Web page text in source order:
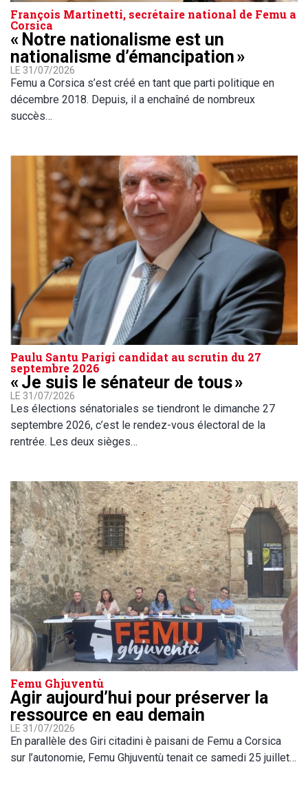
François Martinetti, secrétaire national de Femu a
Corsica
« Notre nationalisme est un
nationalisme d’émancipation »
LE 31/07/2026
Femu a Corsica s’est créé en tant que parti politique en
décembre 2018. Depuis, il a enchaîné de nombreux
succès…
Paulu Santu Parigi candidat au scrutin du 27
septembre 2026
« Je suis le sénateur de tous »
LE 31/07/2026
Les élections sénatoriales se tiendront le dimanche 27
septembre 2026, c’est le rendez-vous électoral de la
rentrée. Les deux sièges…
Femu Ghjuventù
Agir aujourd’hui pour préserver la
ressource en eau demain
LE 31/07/2026
En parallèle des Giri citadini è paisani de Femu a Corsica
sur l’autonomie, Femu Ghjuventù tenait ce samedi 25 juillet…